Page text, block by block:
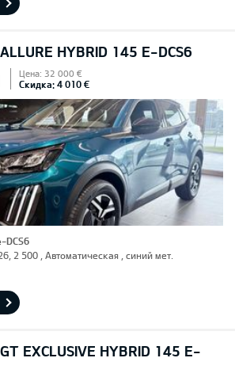
HYBRID 145 E-DCS6
Цена: 32 000 €
Скидка: 4 010 €
DCS6
2 500 , Автоматическая , синий мет.
EXCLUSIVE HYBRID 145 E-